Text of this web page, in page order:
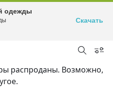
распроданы. Возможно,
одежды
Скачать